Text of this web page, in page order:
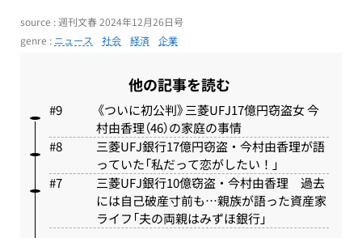
source : 週刊文春 2024年12月26日号
genre : ニュース 社会 経済 企業
他の記事を読む
《ついに初公判》三菱UFJ17億円窃盗女 今
村由香理（46）の家庭の事情
三菱UFJ銀行17億円窃盗・今村由香理が語
っていた「私だって恋がしたい！」
三菱UFJ銀行10億窃盗・今村由香理 過去
には自己破産寸前も…親族が語った資産家
ライフ「夫の両親はみずほ銀行」